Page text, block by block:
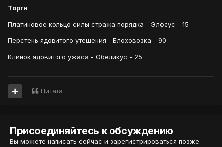
Торги
Платиновое кольцо силы стража порядка - Элфаус - 15
Перстень ядовитого утешения - Блоховозка - 90
Клинок ядовитого ужаса - Обеликус - 25
Цитата
Присоединяйтесь к обсуждению
Вы можете написать сейчас и зарегистрироваться позже.